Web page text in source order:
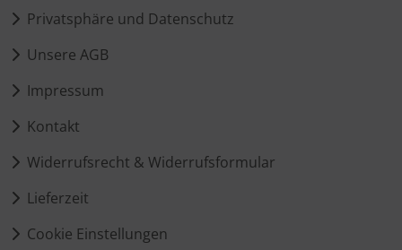
Privatsphäre und Datenschutz
Unsere AGB
Impressum
Kontakt
Widerrufsrecht & Widerrufsformular
Lieferzeit
Cookie Einstellungen